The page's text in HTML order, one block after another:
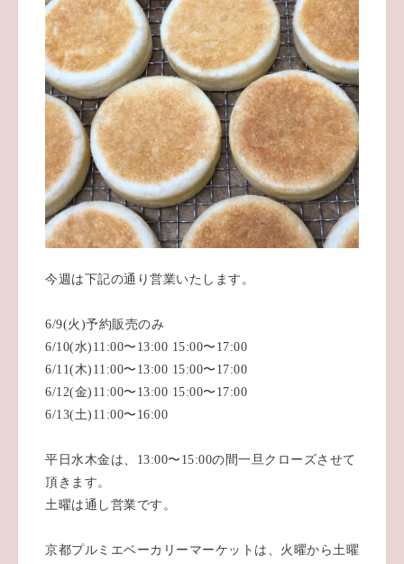
今週は下記の通り営業いたします。
6/9(火)予約販売のみ
6/10(水)11:00〜13:00 15:00〜17:00
6/11(木)11:00〜13:00 15:00〜17:00
6/12(金)11:00〜13:00 15:00〜17:00
6/13(土)11:00〜16:00
平日水木金は、13:00〜15:00の間一旦クローズさせて
頂きます。
土曜は通し営業です。
京都プルミエベーカリーマーケットは、火曜から土曜